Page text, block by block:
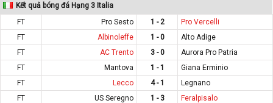
Kết quả bóng đá Hạng 3 Italia
FT
Pro Sesto 1 - 2
Pro Vercelli
FT
Albinoleffe 1 - 0
Alto Adige
FT
AC Trento 3 - 0
Aurora Pro Patria
FT
Mantova 1 - 1
Giana Erminio
FT
Lecco 4 - 1
Legnano
FT
US Seregno 1 - 3
Feralpisalo